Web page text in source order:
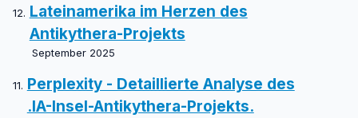
Lateinamerika im Herzen des
Antikythera-Projekts
September 2025
Perplexity - Detaillierte Analyse des
.IA-Insel-Antikythera-Projekts.